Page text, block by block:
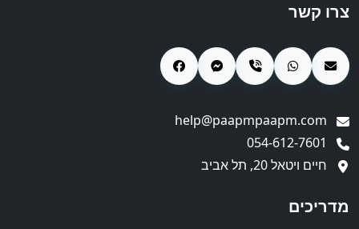
צרו קשר
חיים ויטאל 20, תל אביב
מדריכים